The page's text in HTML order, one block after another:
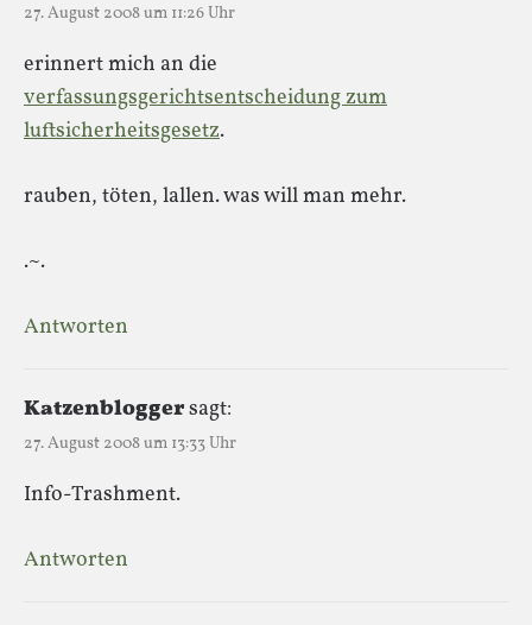
27. August 2008 um 11:26 Uhr
erinnert mich an die
verfassungsgerichtsentscheidung zum
luftsicherheitsgesetz.
rauben, töten, lallen. was will man mehr.
.~.
Antworten
Katzenbloggersagt:
27. August 2008 um 13:33 Uhr
Info-Trashment.
Antworten